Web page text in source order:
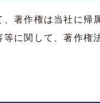
著作権は当社に
に関して、著作権